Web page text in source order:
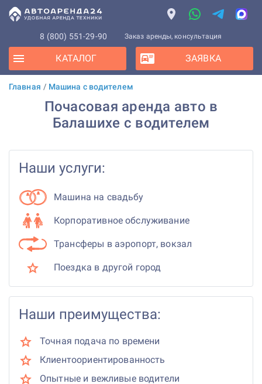
8 (800) 551-29-90 Заказ аренды, консультация
КАТАЛОГ ЗАЯВКА
Главная / Машина с водителем
Почасовая аренда авто в
Балашихе с водителем
Наши услуги:
Машина на свадьбу
Корпоративное обслуживание
Трансферы в аэропорт, вокзал
Поездка в другой город
Наши преимущества:
Точная подача по времени
Клиентоориентированность
Опытные и вежливые водители